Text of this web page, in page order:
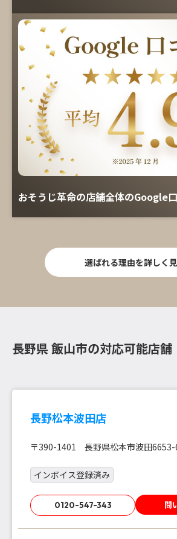
おそうじ革命の店舗全体のGoogle
選ばれる理由を詳しく
長野県 飯山市の対応可能店舗
長野松本波田店
〒390-1401 長野県松本市波田6653-
インボイス登録済み
0120-547-343 問